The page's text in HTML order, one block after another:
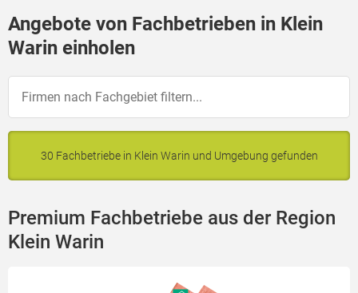
Angebote von Fachbetrieben in Klein
Warin einholen
30 Fachbetriebe in Klein Warin und Umgebung gefunden
Premium Fachbetriebe aus der Region
Klein Warin